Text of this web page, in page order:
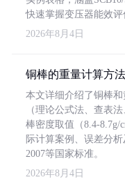
快速掌握变压器能效评
2026年8月4日
铜棒的重量计算方
本文详细介绍了铜棒
（理论公式法、查表
棒密度取值（8.4-8.7g/
际计算案例、误差分
2007等国家标准。
2026年8月4日